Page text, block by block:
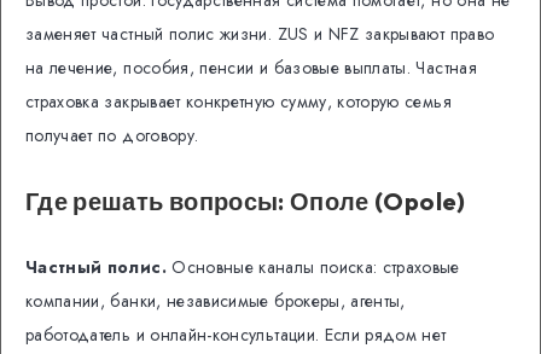
заменяет частный полис жизни. ZUS и NFZ закрывают право
на лечение, пособия, пенсии и базовые выплаты. Частная
страховка закрывает конкретную сумму, которую семья
получает по договору.
Где решать вопросы: Ополе (Opole)
Частный полис.Основные каналы поиска: страховые
компании, банки, независимые брокеры, агенты,
работодатель и онлайн-консультации. Если рядом нет